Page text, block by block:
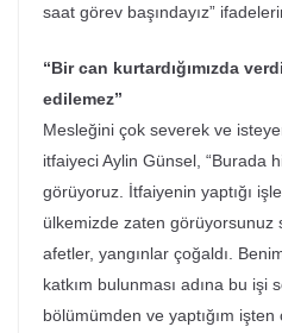
saat görev başındayız”
“Bir can kurtardığımızda
edilemez”
Mesleğini çok severek ve
itfaiyeci Aylin Günsel, “Burada
görüyoruz. İtfaiyenin yaptığı
ülkemizde zaten görüyorsunuz
afetler, yangınlar çoğaldı.
katkım bulunması adına bu işi
bölümümden ve yaptığım